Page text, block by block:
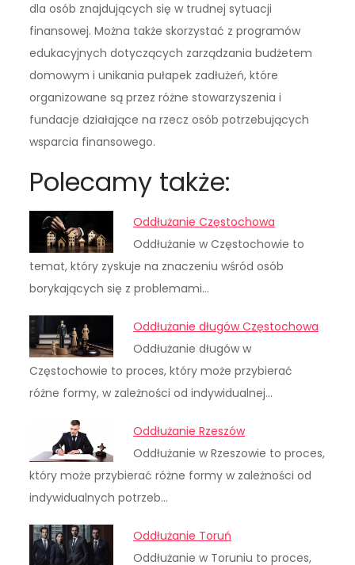
dla osób znajdujących się w trudnej sytuacji
finansowej. Można także skorzystać z programów
edukacyjnych dotyczących zarządzania budżetem
domowym i unikania pułapek zadłużeń, które
organizowane są przez różne stowarzyszenia i
fundacje działające na rzecz osób potrzebujących
wsparcia finansowego.
Polecamy także:
Oddłużanie Częstochowa
Oddłużanie w Częstochowie to
temat, który zyskuje na znaczeniu wśród osób
borykających się z problemami…
Oddłużanie długów Częstochowa
Oddłużanie długów w
Częstochowie to proces, który może przybierać
różne formy, w zależności od indywidualnej…
Oddłużanie Rzeszów
Oddłużanie w Rzeszowie to proces,
który może przybierać różne formy w zależności od
indywidualnych potrzeb…
Oddłużanie Toruń
Oddłużanie w Toruniu to proces,